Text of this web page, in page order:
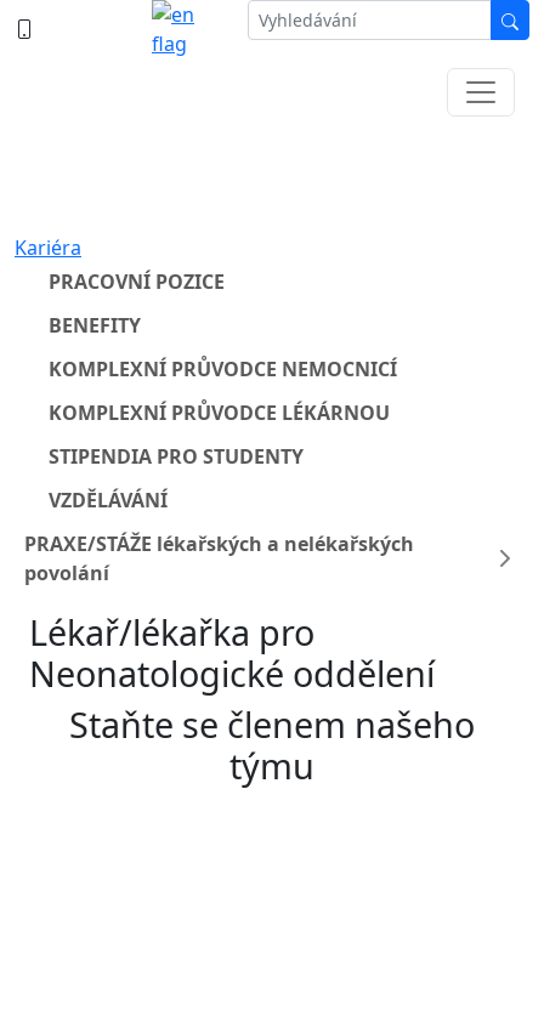
Kariéra
PRACOVNÍ POZICE
BENEFITY
KOMPLEXNÍ PRŮVODCE NEMOCNICÍ
KOMPLEXNÍ PRŮVODCE LÉKÁRNOU
STIPENDIA PRO STUDENTY
VZDĚLÁVÁNÍ
PRAXE/STÁŽE lékařských a nelékařských
povolání
Lékař/lékařka pro
Neonatologické oddělení
Staňte se členem našeho
týmu